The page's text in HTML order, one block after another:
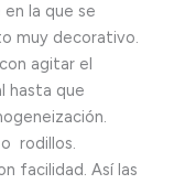
la que se
muy decorativo.
agitar el
hasta que
rodillos.
facilidad. Así las